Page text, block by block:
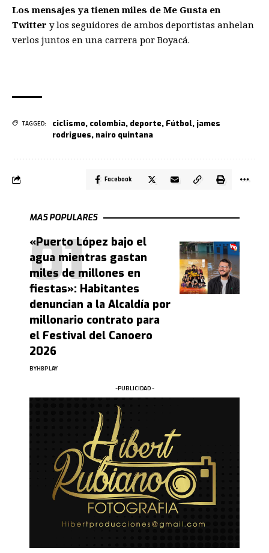
Los mensajes ya tienen miles de Me Gusta en
Twitter y los seguidores de ambos deportistas anhelan
verlos juntos en una carrera por Boyacá.
TAGGED: ciclismo, colombia, deporte, Fútbol, james
rodrigues, nairo quintana
Facebook
MAS POPULARES
«Puerto López bajo el
agua mientras gastan
miles de millones en
fiestas»: Habitantes
denuncian a la Alcaldía por
millonario contrato para
el Festival del Canoero
2026
BYHBPLAY
-PUBLICIDAD -